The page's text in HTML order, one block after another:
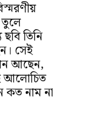
তুলে
তিনি
সেই
আছেন,
কত নাম না